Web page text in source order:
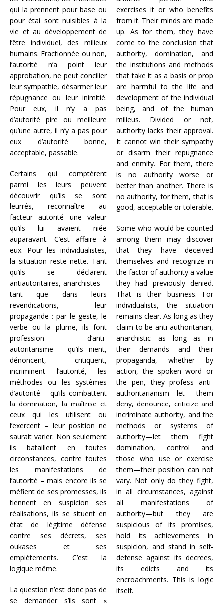
qui la prennent pour base ou
pour étai sont nuisibles à la
vie et au développement de
l’être individuel, des milieux
humains. Fractionnée ou non,
l’autorité n’a point leur
approbation, ne peut concilier
leur sympathie, désarmer leur
répugnance ou leur inimitié.
Pour eux, il n’y a pas
d’autorité pire ou meilleure
qu’une autre, il n’y a pas pour
eux d’autorité bonne,
acceptable, passable.
Certains qui comptèrent
parmi les leurs peuvent
découvrir qu’ils se sont
leurrés, reconnaître au
facteur autorité une valeur
qu’ils lui avaient niée
auparavant. C’est affaire à
eux. Pour les individualistes,
la situation reste nette. Tant
qu’ils se déclarent
antiautoritaires, anarchistes –
tant que dans leurs
revendications, leur
propagande : par le geste, le
verbe ou la plume, ils font
profession d’anti-
autoritarisme – qu’ils nient,
dénoncent, critiquent,
incriminent l’autorité, les
méthodes ou les systèmes
d’autorité – qu’ils combattent
la domination, la maîtrise et
ceux qui les utilisent ou
l’exercent – leur position ne
saurait varier. Non seulement
ils bataillent en toutes
circonstances, contre toutes
les manifestations de
l’autorité – mais encore ils se
méfient de ses promesses, ils
tiennent en suspicion ses
réalisations, ils se situent en
état de légitime défense
contre ses décrets, ses
oukases et ses
empiètements. C’est la
logique même.
La question n’est donc pas de
se demander s’ils sont «
exercises it or who benefits
from it. Their minds are made
up. As for them, they have
come to the conclusion that
authority, domination, and
the institutions and methods
that take it as a basis or prop
are harmful to the life and
development of the individual
being, and of the human
milieus. Divided or not,
authority lacks their approval.
It cannot win their sympathy
or disarm their repugnance
and enmity. For them, there
is no authority worse or
better than another. There is
no authority, for them, that is
good, acceptable or tolerable.
Some who would be counted
among them may discover
that they have deceived
themselves and recognize in
the factor of authority a value
they had previously denied.
That is their business. For
individualists, the situation
remains clear. As long as they
claim to be anti-authoritarian,
anarchistic—as long as in
their demands and their
propaganda, whether by
action, the spoken word or
the pen, they profess anti-
authoritarianism—let them
deny, denounce, criticize and
incriminate authority, and the
methods or systems of
authority—let them fight
domination, control and
those who use or exercise
them—their position can not
vary. Not only do they fight,
in all circumstances, against
all manifestations of
authority—but they are
suspicious of its promises,
hold its achievements in
suspicion, and stand in self-
defense against its decrees,
its edicts and its
encroachments. This is logic
itself.